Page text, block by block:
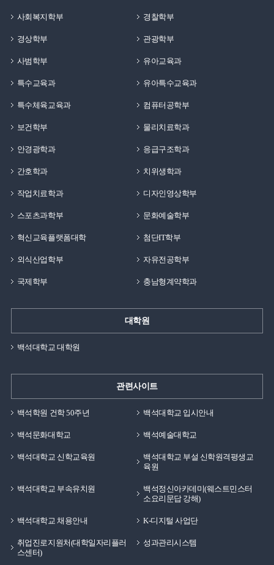
사회복지학부 경찰학부
경상학부 관광학부
사범학부 유아교육과
특수교육과 유아특수교육과
특수체육교육과 컴퓨터공학부
보건학부 물리치료학과
안경광학과 응급구조학과
간호학과 치위생학과
작업치료학과 디자인영상학부
스포츠과학부 문화예술학부
혁신교육플랫폼대학 첨단IT학부
외식산업학부 자유전공학부
국제학부 충남형계약학과
대학원
백석대학교 대학원
관련사이트
백석학원 건학 50주년 백석대학교 입시안내
백석문화대학교 백석예술대학교
백석대학교 신학교육원
백석대학교 부설 신학원격평생교
육원
백석대학교 부속유치원
백석정신아카데미(웨스트민스터
소요리문답 강해)
백석대학교 채용안내 K-디지털 사업단
취업진로지원처(대학일자리플러
스센터)
성과관리시스템